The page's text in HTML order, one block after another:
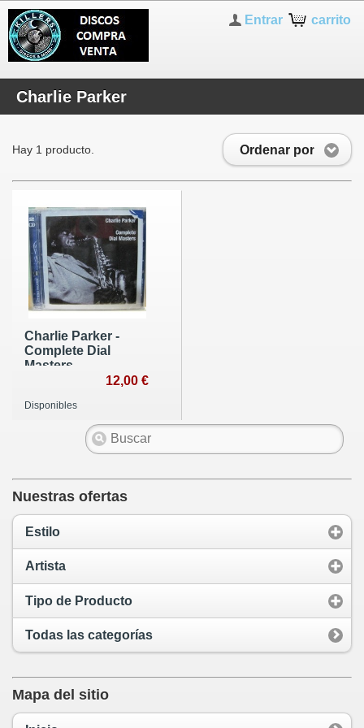
carrito
Entrar
Charlie Parker
Ordenar por
Hay 1 producto.
Charlie Parker -
Complete Dial
Masters
12,00 €
Disponibles
Nuestras ofertas
Estilo
Artista
Tipo de Producto
Todas las categorías
Mapa del sitio